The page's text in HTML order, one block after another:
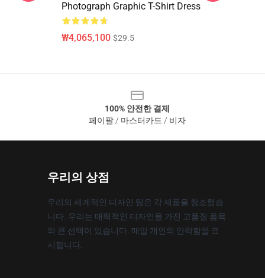
Photograph Graphic T-Shirt Dress
₩4,065,100 $29.5
100% 안전한 결제
페이팔 / 마스터카드 / 비자
우리의 상점
우리의 세계적인 디자인 팀은 각 제품을 창조했습
니다. 우리는 매력적인 디자인을 가진 고품질 품목
의 큰 선택이 있습니다. 매일 개인의 안락함을 표
시합니다.